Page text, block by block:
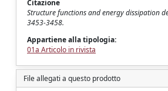
Citazione
Structure functions and energy dissipation
3453-3458.
Appartiene alla tipologia:
01a Articolo in rivista
File allegati a questo prodotto